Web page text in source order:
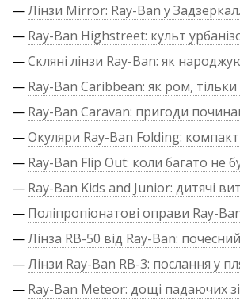
—Лінзи Mirror: Ray-Ban у
— Ray-Ban Highstreet: культ
—Скляні лінзи Ray-Ban: як
— Ray-Ban Caribbean: як ром,
— Ray-Ban Caravan: пригоди
—Окуляри Ray-Ban Folding:
— Ray-Ban Flip Out: коли багато не
— Ray-Ban Kids and Junior: дитячі
— Поліпропіонатові оправи Ray-
—Лінза RB-50 від Ray-Ban:
—Лінзи Ray-Ban RB-3: послання у
— Ray-Ban Meteor: дощі падаючих